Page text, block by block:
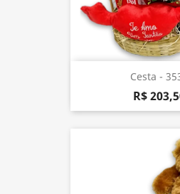
Cesta -
R$